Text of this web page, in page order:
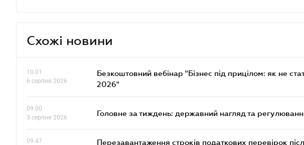
Схожі новини
10.01
6 серпня 2026
Безкоштовний вебінар "Бізнес під прицілом: як не
2026"
09.00
3 серпня 2026
Головне за тиждень: державний нагляд та
09.47
Перезавантаження строків податкових перевірок